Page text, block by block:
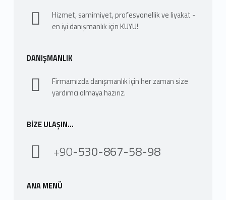
Hizmet, samimiyet, profesyonellik ve liyakat -
en iyi danışmanlık için KUYU!
DANIŞMANLIK
Firmamızda danışmanlık için her zaman size
yardımcı olmaya hazırız.
BIZE ULAŞIN…
+90-530-867-58-98
ANA MENÜ